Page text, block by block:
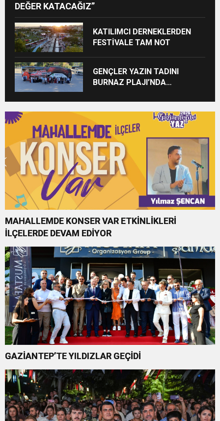
DEĞER KATACAĞIZ”
KATILIMCI DERNEKLERDEN
FESTİVALE TAM NOT
GENÇLER YAZIN TADINI
BURNAZ PLAJI’NDA
MAHALLEMDE KONSER VAR ETKİNLİKLERİ
İLÇELERDE DEVAM EDİYOR
GAZİANTEP’TE YILDIZLAR GEÇİDİ